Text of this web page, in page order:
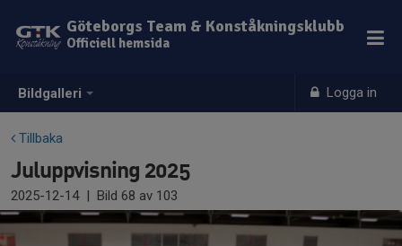
Bildgalleri Logga in
Göteborgs Team & Konståkningsklubb
Officiell hemsida
Tillbaka
Juluppvisning 2025
2025-12-14 | Bild 68 av 103